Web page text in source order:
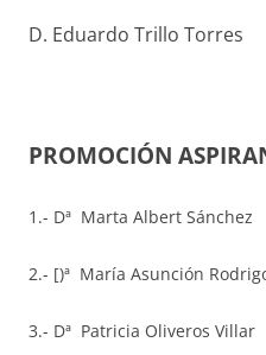
D. Eduardo Trillo Torres
PROMOCIÓN
1.- Dª Marta Albert Sánchez
2.- [)ª María Asunción
3.- Dª Patricia Oliveros Villar